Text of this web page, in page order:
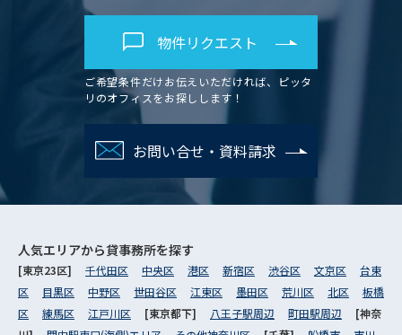
物件リクエスト
ご希望条件だけお伝えいただければ、ピッタ
リのオフィスをお探しします！
お問い合せ・資料請求
人気エリアから貸事務所を探す
[東京23区] 千代田区 中央区 港区 新宿区 渋谷区 文京区
台東
区
目黒区 中野区 世田谷区 江東区 墨田区 荒川区 北区
板橋
区
練馬区 江戸川区 [東京都下] 八王子駅周辺 町田駅周辺
[神奈